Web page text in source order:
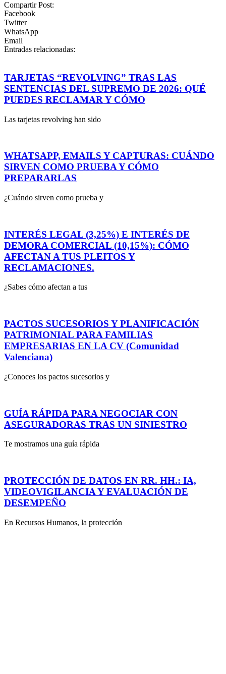
Compartir Post:
Facebook
Twitter
WhatsApp
Email
Entradas relacionadas:
TARJETAS “REVOLVING” TRAS LAS
SENTENCIAS DEL SUPREMO DE 2026: QUÉ
PUEDES RECLAMAR Y CÓMO
Las tarjetas revolving han sido
WHATSAPP, EMAILS Y CAPTURAS: CUÁNDO
SIRVEN COMO PRUEBA Y CÓMO
PREPARARLAS
¿Cuándo sirven como prueba y
INTERÉS LEGAL (3,25%) E INTERÉS DE
DEMORA COMERCIAL (10,15%): CÓMO
AFECTAN A TUS PLEITOS Y
RECLAMACIONES.
¿Sabes cómo afectan a tus
PACTOS SUCESORIOS Y PLANIFICACIÓN
PATRIMONIAL PARA FAMILIAS
EMPRESARIAS EN LA CV (Comunidad
Valenciana)
¿Conoces los pactos sucesorios y
GUÍA RÁPIDA PARA NEGOCIAR CON
ASEGURADORAS TRAS UN SINIESTRO
Te mostramos una guía rápida
PROTECCIÓN DE DATOS EN RR. HH.: IA,
VIDEOVIGILANCIA Y EVALUACIÓN DE
DESEMPEÑO
En Recursos Humanos, la protección